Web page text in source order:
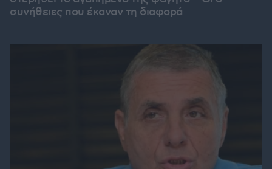
συνήθειες που έκαναν τη διαφορά